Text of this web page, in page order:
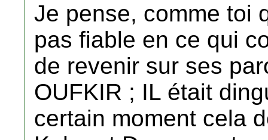
Je pense, comme toi
pas fiable en ce qui
de revenir sur ses
OUFKIR ; IL était
certain moment cela